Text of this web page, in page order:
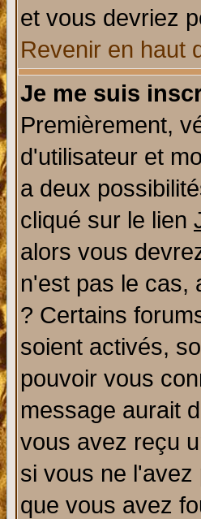
et vous devriez
Revenir en haut
Je me suis
Premièrement,
d'utilisateur et
a deux
cliqué sur le lien
alors vous
n'est pas le cas,
? Certains
soient activés,
pouvoir vous
message aurait
vous avez reçu
si vous ne
que vous avez